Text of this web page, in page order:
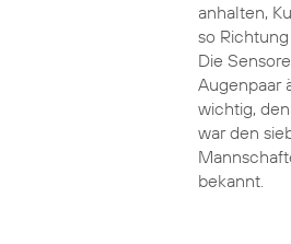
anhalten,
so
Die
Augenpaar
wichtig,
war den
bekannt.